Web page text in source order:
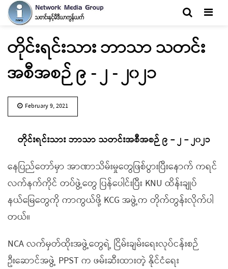
တိုင်းရင်းသား ဘာသာ သတင်း
အစီအစဉ် ၉ - ၂ - ၂၀၂၁
February 9, 2021
တိုင်းရင်းသား ဘာသာ သတင်းအစီအစဉ် ၉ – ၂ – ၂၀၂၁
နေပြည်တော်မှာ အာဏာသိမ်းမှုတွေဖြစ်ပွားပြီးနောက် ကရင်
လက်နက်ကိုင် တပ်ဖွဲ့တွေ ပြန်ပေါင်းပြီး KNU ထိန်းချုပ်
နယ်မြေတွေကို ကာကွယ်ဖို့ KCG အဖွဲ့က တိုက်တွန်းလိုက်ပါ
တယ်။
NCA လက်မှတ်ထိုးအဖွဲ့တွေရဲ့ ငြိမ်းချမ်းရေးလုပ်ငန်းစဉ်
ဦးဆောင်အဖွဲ့ PPST က ဖမ်းဆီးထားတဲ့ နိုင်ငံရေး